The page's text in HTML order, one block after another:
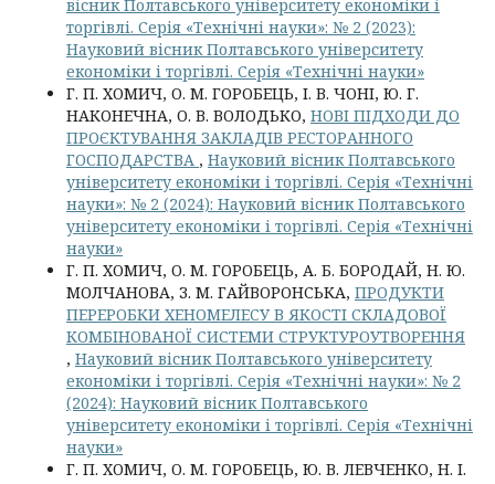
вісник Полтавського університету економіки і
торгівлі. Серія «Технічні науки»: № 2 (2023):
Науковий вісник Полтавського університету
економіки і торгівлі. Серія «Технічні науки»
Г. П. ХОМИЧ, О. М. ГОРОБЕЦЬ, І. В. ЧОНІ, Ю. Г.
НАКОНЕЧНА, О. В. ВОЛОДЬКО, НОВІ ПІДХОДИ ДО
ПРОЄКТУВАННЯ ЗАКЛАДІВ РЕСТОРАННОГО
ГОСПОДАРСТВА , Науковий вісник Полтавського
університету економіки і торгівлі. Серія «Технічні
науки»: № 2 (2024): Науковий вісник Полтавського
університету економіки і торгівлі. Серія «Технічні
науки»
Г. П. ХОМИЧ, О. М. ГОРОБЕЦЬ, А. Б. БОРОДАЙ, Н. Ю.
МОЛЧАНОВА, З. М. ГАЙВОРОНСЬКА, ПРОДУКТИ
ПЕРЕРОБКИ ХЕНОМЕЛЕСУ В ЯКОСТІ СКЛАДОВОЇ
КОМБІНОВАНОЇ СИСТЕМИ СТРУКТУРОУТВОРЕННЯ
, Науковий вісник Полтавського університету
економіки і торгівлі. Серія «Технічні науки»: № 2
(2024): Науковий вісник Полтавського
університету економіки і торгівлі. Серія «Технічні
науки»
Г. П. ХОМИЧ, О. М. ГОРОБЕЦЬ, Ю. В. ЛЕВЧЕНКО, Н. І.